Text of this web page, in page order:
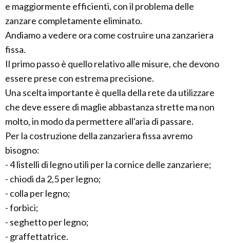
e maggiormente efficienti, con il problema delle
zanzare completamente eliminato.
Andiamo a vedere ora come costruire una zanzariera
fissa.
Il primo passo è quello relativo alle misure, che devono
essere prese con estrema precisione.
Una scelta importante è quella della rete da utilizzare
che deve essere di maglie abbastanza strette ma non
molto, in modo da permettere all'aria di passare.
Per la costruzione della zanzariera fissa avremo
bisogno:
- 4 listelli di legno utili per la cornice delle zanzariere;
- chiodi da 2,5 per legno;
- colla per legno;
- forbici;
- seghetto per legno;
- graffettatrice.